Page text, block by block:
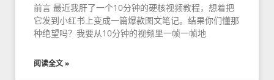
前言 最近我肝了一个10分钟的硬核视频教程，想着把
它发到小红书上变成一篇爆款图文笔记。结果你们懂那
种绝望吗？我要从10分钟的视频里一帧一帧地
阅读全文 »